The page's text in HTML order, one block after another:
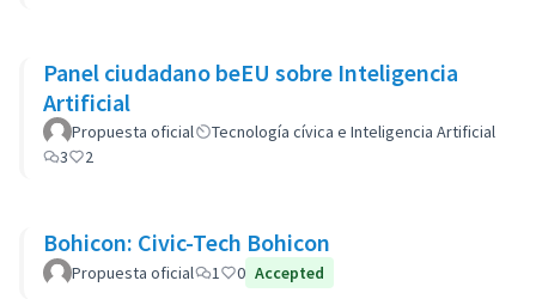
Panel ciudadano beEU sobre Inteligencia
Artificial
Propuesta oficial
Tecnología cívica e Inteligencia Artificial
3
2
Bohicon: Civic-Tech Bohicon
Propuesta oficial 1 0 Accepted